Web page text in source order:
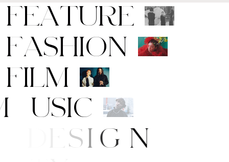
FEATURE
FASHION
FILM
M USIC
/D ES IG